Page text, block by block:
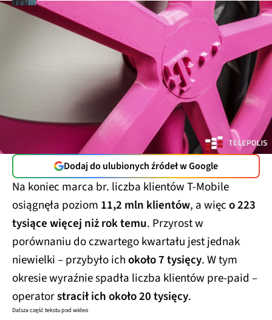
Dodaj do ulubionych źródeł w Google
Na koniec marca br. liczba klientów T-Mobile
osiągnęła poziom 11,2 mln klientów, a więco 223
tysiące więcej niż rok temu. Przyrost w
porównaniu do czwartego kwartału jest jednak
niewielki – przybyło ichokoło 7 tysięcy. W tym
okresie wyraźnie spadła liczba klientów pre-paid –
operatorstracił ich około 20 tysięcy.
Dalsza część tekstu pod wideo